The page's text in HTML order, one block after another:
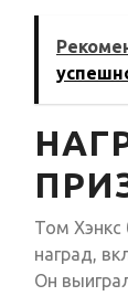
Том
наград,
Он